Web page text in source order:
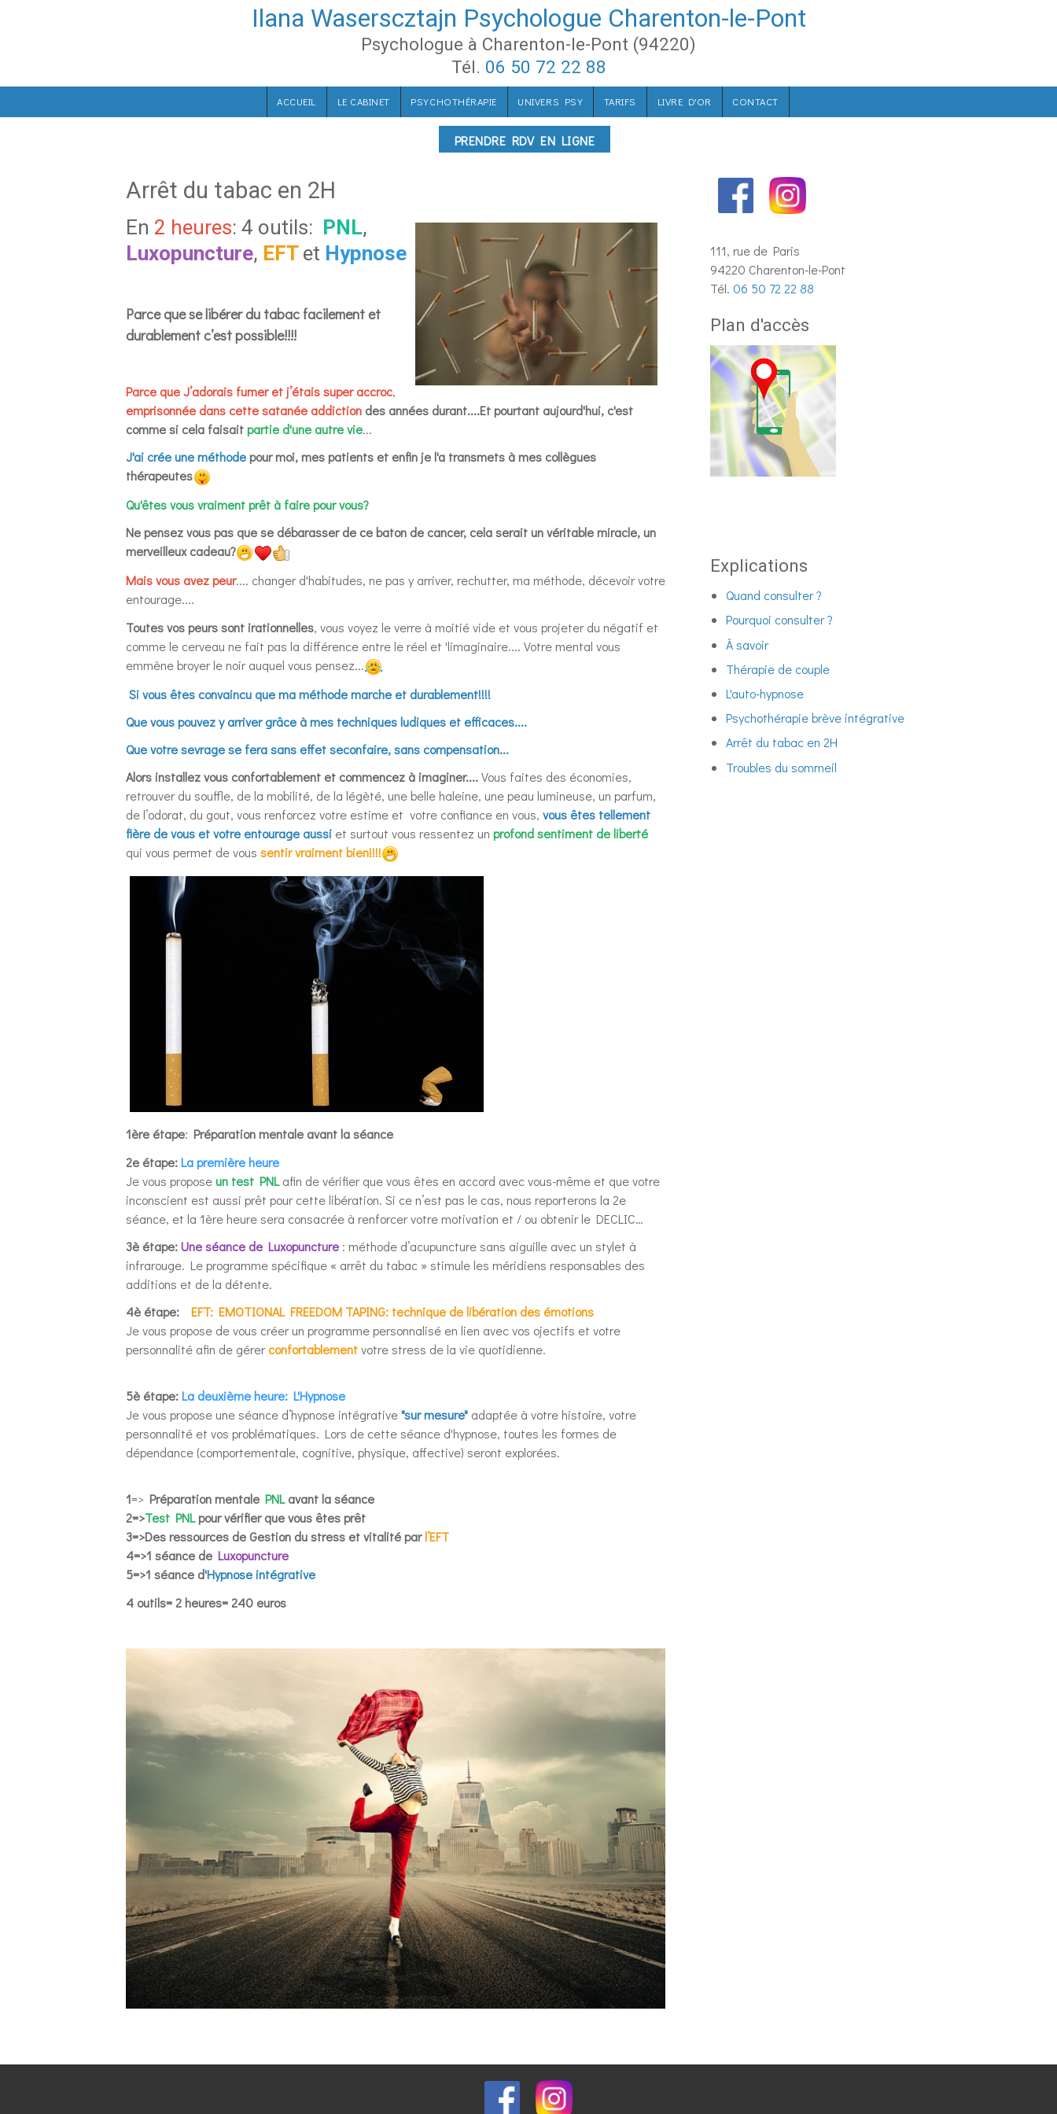
Ilana Waserscztajn Psychologue Charenton-le-Pont
Psychologue à Charenton-le-Pont (94220)
Tél. 06 50 72 22 88
ACCUEIL LE CABINET PSYCHOTHÉRAPIE UNIVERS PSY TARIFS LIVRE D'OR CONTACT
PRENDRE RDV EN LIGNE
Arrêt du tabac en 2H
En 2 heures: 4 outils: PNL,
Luxopuncture, EFT et Hypnose
Parce que se libérer du tabac facilement et
durablement c’est possible!!!!
Parce que J’adorais fumer et j’étais super accroc,
emprisonnée dans cette satanée addiction des années durant....Et pourtant aujourd'hui, c'est
comme si cela faisaitpartie d'une autre vie...
J'ai crée une méthode pour moi, mes patients et enfin je l'a transmets à mes collègues
thérapeutes
Qu'êtes vous vraiment prêt à faire pour vous?
Ne pensez vous pas que se débarasser de ce baton de cancer, cela serait un véritable miracle, un
merveilleux cadeau?
Mais vous avez peur.... changer d'habitudes, ne pas y arriver, rechutter, ma méthode, décevoir votre
entourage....
Toutes vos peurs sont irationnelles, vous voyez le verre à moitié vide et vous projeter du négatif et
comme le cerveau ne fait pas la différence entre le réel et 'limaginaire.... Votre mental vous
emmène broyer le noir auquel vous pensez...
Si vous êtes convaincu que ma méthode marche et durablement!!!!
Que vous pouvez y arriver grâce à mes techniques ludiques et efficaces....
Que votre sevrage se fera sans effet seconfaire, sans compensation...
Alors installez vous confortablement et commencez à imaginer....Vous faites des économies,
retrouver du souffle, de la mobilité, de la légèté, une belle haleine, une peau lumineuse, un parfum,
de l’odorat, du gout, vous renforcez votre estime et votre confiance en vous, vous êtes tellement
fière de vous et votre entourage aussi et surtout vous ressentez un profond sentiment de liberté
qui vous permet de vous sentir vraiment bien!!!!
1ère étape: Préparation mentale avant la séance
2e étape:La première heure
Je vous proposeun test PNLafin de vérifier que vous êtes en accord avec vous-même et que votre
inconscient est aussi prêt pour cette libération. Si ce n’est pas le cas, nous reporterons la 2e
séance, et la 1ère heure sera consacrée à renforcer votre motivation et / ou obtenir le DECLIC…
3è étape:Une séance de Luxopuncture : méthode d’acupuncture sans aiguille avec un stylet à
infrarouge. Le programme spécifique « arrêt du tabac » stimule les méridiens responsables des
additions et de la détente.
4è étape:
EFT: EMOTIONAL FREEDOM TAPING: technique de libération des émotions
Je vous propose de vous créer un programme personnalisé en lien avec vos ojectifs et votre
personnalité afin de gérerconfortablementvotre stress de la vie quotidienne.
5è étape:La deuxième heure: L'Hypnose
Je vous propose une séance d’hypnose intégrative"sur mesure" adaptée à votre histoire, votre
personnalité et vos problématiques. Lors de cette séance d'hypnose, toutes les formes de
dépendance (comportementale, cognitive, physique, affective) seront explorées.
1=> Préparation mentale PNLavant la séance
2=>Test PNLpour vérifier que vous êtes prêt
3=>Des ressources de Gestion du stress et vitalité parl’EFT
4=>1 séance de Luxopuncture
5=>1 séance d'Hypnose intégrative
4 outils= 2 heures= 240 euros
111, rue de Paris
94220 Charenton-le-Pont
Tél. 06 50 72 22 88
Plan d'accès
Explications
Quand consulter ?
Pourquoi consulter ?
À savoir
Thérapie de couple
L'auto-hypnose
Psychothérapie brève intégrative
Arrêt du tabac en 2H
Troubles du sommeil